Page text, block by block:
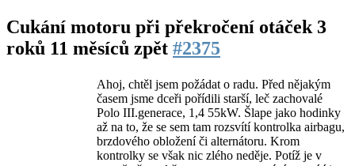
Cukání motoru při překročení otáček 3
roků 11 měsíců zpět #2375
Ahoj, chtěl jsem požádat o radu. Před nějakým
časem jsme dceři pořídili starší, leč zachovalé
Polo III.generace, 1,4 55kW. Šlape jako hodinky
až na to, že se sem tam rozsvítí kontrolka airbagu,
brzdového obložení či alternátoru. Krom
kontrolky se však nic zlého neděje. Potíž je v